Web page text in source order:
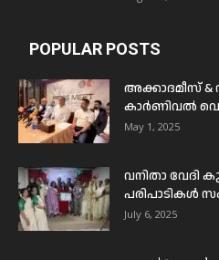
POPULAR POSTS
അക്കാദമീസ്
കാർണിവൽ
May 1, 2025
വനിതാ
പരിപാടികൾ
July 6, 2025